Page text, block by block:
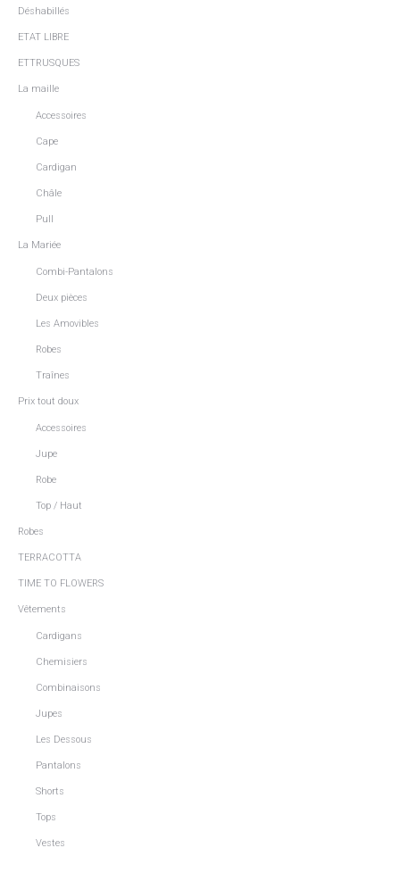
Déshabillés
ETAT LIBRE
ETTRUSQUES
La maille
Accessoires
Cape
Cardigan
Châle
Pull
La Mariée
Combi-Pantalons
Deux pièces
Les Amovibles
Robes
Traînes
Prix tout doux
Accessoires
Jupe
Robe
Top / Haut
Robes
TERRACOTTA
TIME TO FLOWERS
Vêtements
Cardigans
Chemisiers
Combinaisons
Jupes
Les Dessous
Pantalons
Shorts
Tops
Vestes